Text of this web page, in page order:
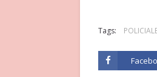
Tags: